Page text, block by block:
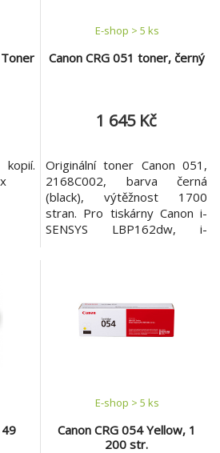
Canon CRG 051 toner, černý
E-shop > 5 ks
1 645 Kč
Originální toner Canon 051,
2168C002, barva černá
(black), výtěžnost 1700
stran. Pro tiskárny Canon i-
SENSYS LBP162dw, i-
Canon CRG 054 Yellow, 1
200 str.
E-shop > 5 ks